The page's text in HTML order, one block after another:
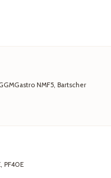
NMF5, Bartscher
PF40E